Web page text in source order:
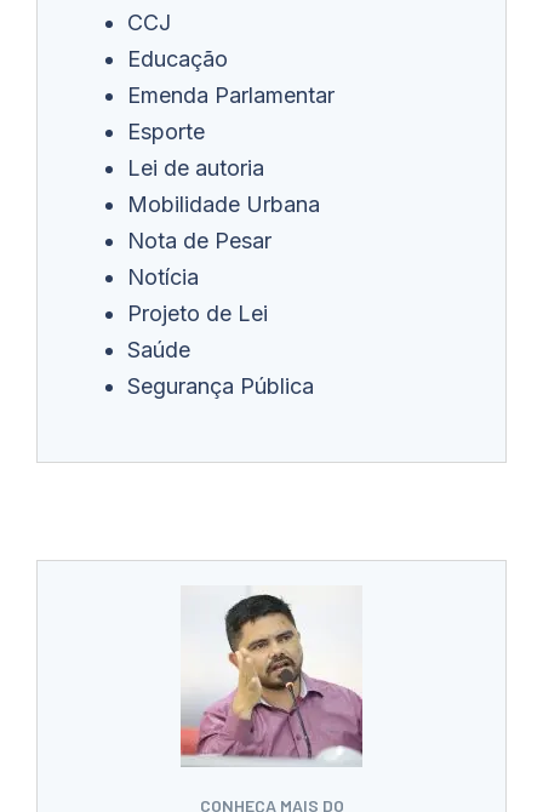
CCJ
Educação
Emenda Parlamentar
Esporte
Lei de autoria
Mobilidade Urbana
Nota de Pesar
Notícia
Projeto de Lei
Saúde
Segurança Pública
CONHEÇA MAIS DO